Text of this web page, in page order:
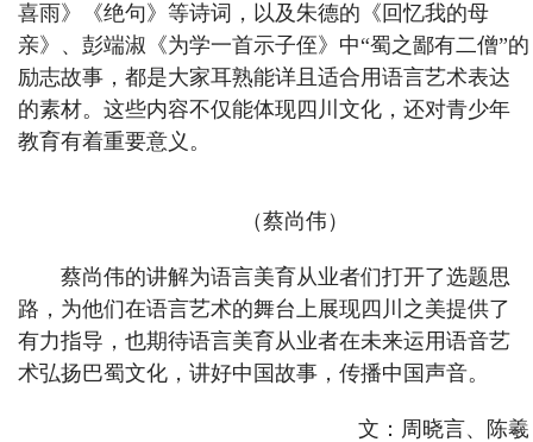
喜雨》《绝句》等诗词，以及朱德的《回忆我的母
亲》、彭端淑《为学一首示子侄》中“蜀之鄙有二僧”的
励志故事，都是大家耳熟能详且适合用语言艺术表达
的素材。这些内容不仅能体现四川文化，还对青少年
教育有着重要意义。
（蔡尚伟）
蔡尚伟的讲解为语言美育从业者们打开了选题思
路，为他们在语言艺术的舞台上展现四川之美提供了
有力指导，也期待语言美育从业者在未来运用语音艺
术弘扬巴蜀文化，讲好中国故事，传播中国声音。
文：周晓言、陈羲